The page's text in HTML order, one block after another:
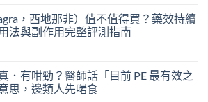
，西地那非）值不值得買？藥效持續
法與副作用完整評測指南
．有咁勁？醫師話「目前 PE 最有效之
思，邊類人先啱食